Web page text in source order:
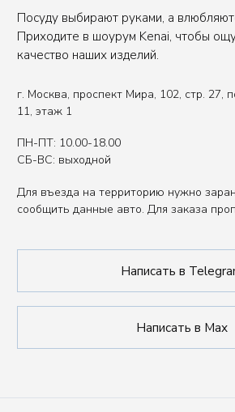
Вы представитель индустрии
ХОРЕКА/HoReCa?
специальные условия.
Политика обработки данных
Публичная оферта
Связаться с нами